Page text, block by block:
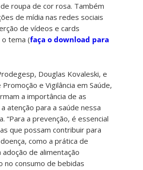
roupa de cor rosa. Também
de mídia nas redes sociais
de vídeos e cards
tema (faça o download para
Douglas Kovaleski, e
e Vigilância em Saúde,
a importância de as
atenção para a saúde nessa
“Para a prevenção, é essencial
que possam contribuir para
como a prática de
de alimentação
no consumo de bebidas